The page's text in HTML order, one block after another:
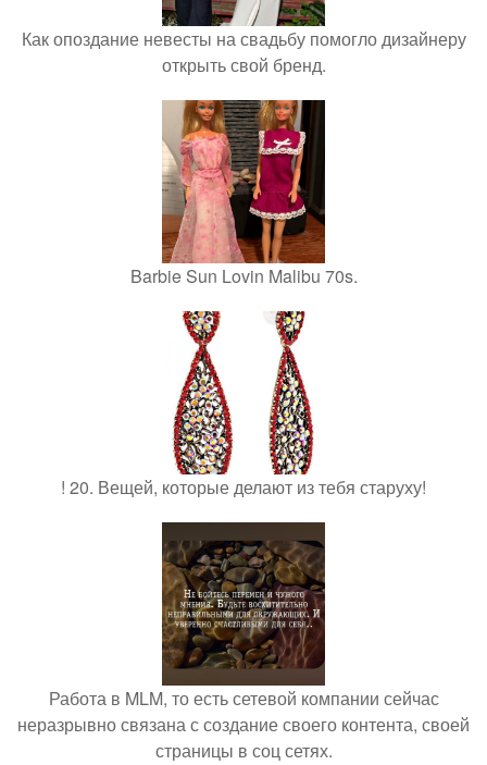
Как опоздание невесты на свадьбу помогло дизайнеру
открыть свой бренд.
Barbie Sun Lovin Malibu 70s.
! 20. Вещей, которые делают из тебя старуху!
Работа в MLM, то есть сетевой компании сейчас
неразрывно связана с создание своего контента, своей
страницы в соц сетях.